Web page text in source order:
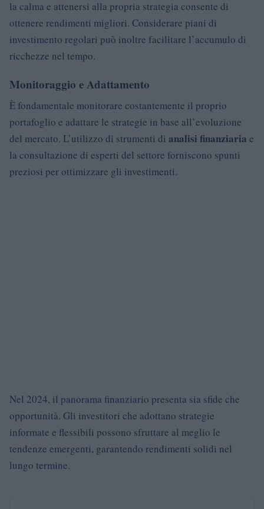
la calma e attenersi alla propria strategia consente di
ottenere rendimenti migliori. Considerare piani di
investimento regolari può inoltre facilitare l’accumulo di
ricchezze nel tempo.
Monitoraggio e Adattamento
È fondamentale monitorare costantemente il proprio
portafoglio e adattare le strategie in base all’evoluzione
del mercato. L’utilizzo di strumenti di analisi finanziaria e
la consultazione di esperti del settore forniscono spunti
preziosi per ottimizzare gli investimenti.
Nel 2024, il panorama finanziario presenta sia sfide che
opportunità. Gli investitori che adottano strategie
informate e flessibili possono sfruttare al meglio le
tendenze emergenti, garantendo rendimenti solidi nel
lungo termine.